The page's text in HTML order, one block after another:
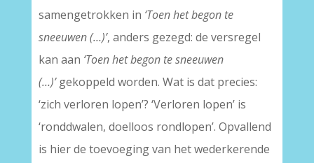
samengetrokken in ‘Toen het begon te
sneeuwen (…)’, anders gezegd: de versregel
kan aan ‘Toen het begon te sneeuwen
(…)’gekoppeld worden. Wat is dat precies:
‘zich verloren lopen’? ‘Verloren lopen’ is
‘ronddwalen, doelloos rondlopen’. Opvallend
is hier de toevoeging van het wederkerende